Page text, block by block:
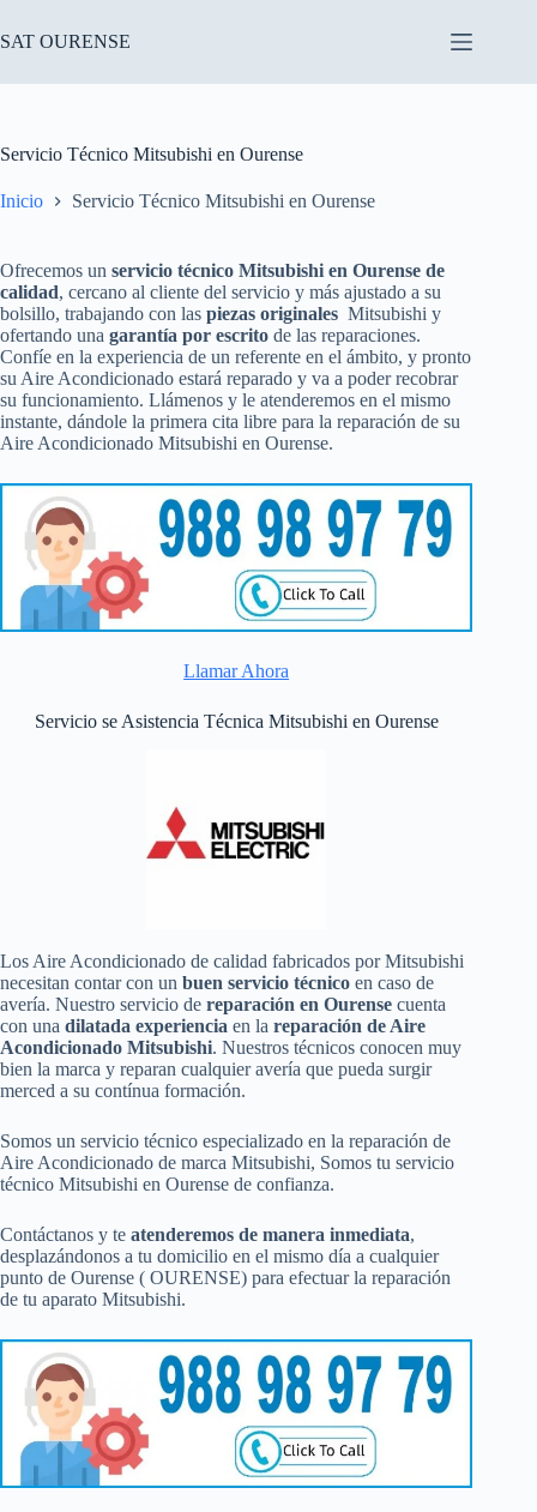
al
contenido
SAT OURENSE
Servicio Técnico Mitsubishi en Ourense
Inicio Servicio Técnico Mitsubishi en Ourense
Ofrecemos un servicio técnico Mitsubishi en Ourense de
calidad, cercano al cliente del servicio y más ajustado a su
bolsillo, trabajando con las piezas originales Mitsubishi y
ofertando una garantía por escrito de las reparaciones.
Confíe en la experiencia de un referente en el ámbito, y pronto
su Aire Acondicionado estará reparado y va a poder recobrar
su funcionamiento. Llámenos y le atenderemos en el mismo
instante, dándole la primera cita libre para la reparación de su
Aire Acondicionado Mitsubishi en Ourense.
Llamar Ahora
Servicio se Asistencia Técnica Mitsubishi en Ourense
Los Aire Acondicionado de calidad fabricados por Mitsubishi
necesitan contar con un buen servicio técnico en caso de
avería. Nuestro servicio de reparación en Ourense cuenta
con una dilatada experiencia en la reparación de Aire
Acondicionado Mitsubishi. Nuestros técnicos conocen muy
bien la marca y reparan cualquier avería que pueda surgir
merced a su contínua formación.
Somos un servicio técnico especializado en la reparación de
Aire Acondicionado de marca Mitsubishi, Somos tu servicio
técnico Mitsubishi en Ourense de confianza.
Contáctanos y te atenderemos de manera inmediata,
desplazándonos a tu domicilio en el mismo día a cualquier
punto de Ourense ( OURENSE) para efectuar la reparación
de tu aparato Mitsubishi.